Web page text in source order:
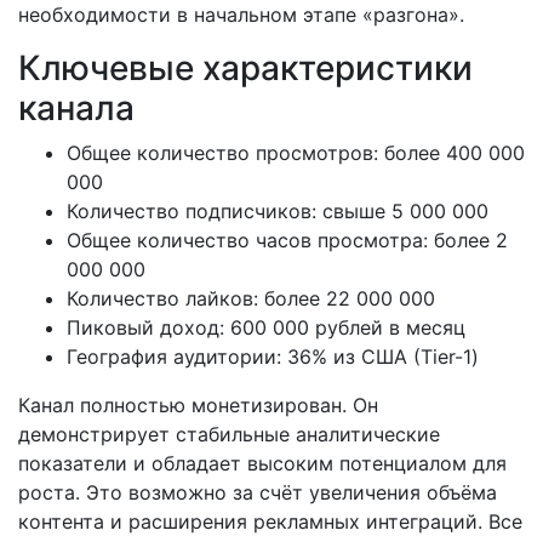
необходимости в начальном этапе «разгона».
Ключевые характеристики
канала
Общее количество просмотров: более 400 000
000
Количество подписчиков: свыше 5 000 000
Общее количество часов просмотра: более 2
000 000
Количество лайков: более 22 000 000
Пиковый доход: 600 000 рублей в месяц
География аудитории: 36% из США (Tier-1)
Канал полностью монетизирован. Он
демонстрирует стабильные аналитические
показатели и обладает высоким потенциалом для
роста. Это возможно за счёт увеличения объёма
контента и расширения рекламных интеграций. Все